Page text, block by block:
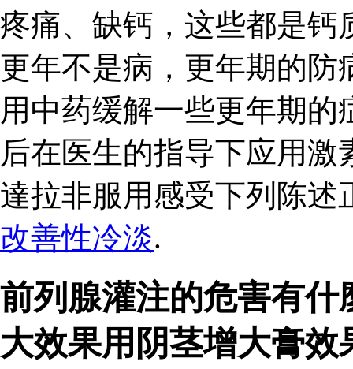
疼痛、缺钙，这些都是钙
更年不是病，更年期的防
用中药缓解一些更年期
后在医生的指导下应用
達拉非服用感受下列陈述
改善性冷淡.
前列腺灌注的危害有什
大效果用阴茎增大膏